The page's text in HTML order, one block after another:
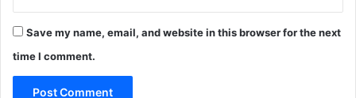
Save my name, email, and website in this browser for the next
time I comment.